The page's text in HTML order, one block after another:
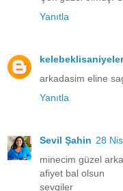
Yanıtla
kelebeklisaniyeler
arkadasim eline
Yanıtla
Sevil Şahin 28
minecim güzel
afiyet bal olsun
sevgiler